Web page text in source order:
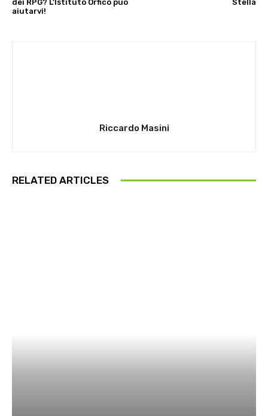
dei RPG? L’Istituto Orfico può
aiutarvi!
Stella
Riccardo Masini
RELATED ARTICLES